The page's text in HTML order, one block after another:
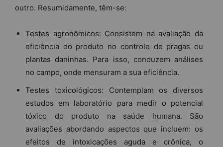
outro. Resumidamente, têm-se:
Testes agronômicos: Consistem na avaliação da
eficiência do produto no controle de pragas ou
plantas daninhas. Para isso, conduzem análises
no campo, onde mensuram a sua eficiência.
Testes toxicológicos: Contemplam os diversos
estudos em laboratório para medir o potencial
tóxico do produto na saúde humana. São
avaliações abordando aspectos que incluem: os
efeitos de intoxicações aguda e crônica, o